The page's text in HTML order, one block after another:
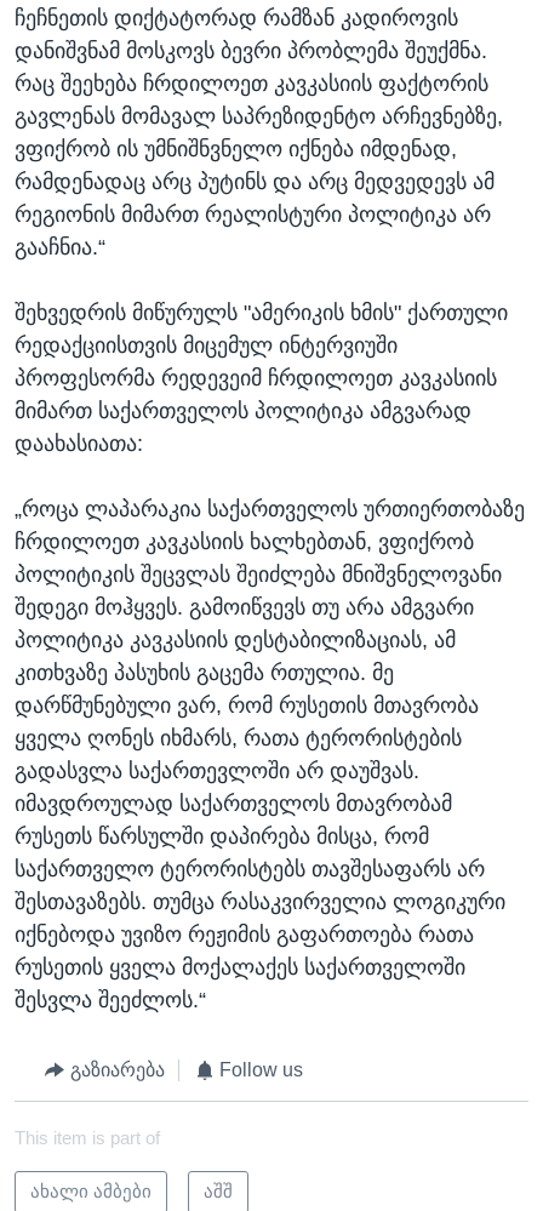
ჩეჩნეთის დიქტატორად რამზან კადიროვის
დანიშვნამ მოსკოვს ბევრი პრობლემა შეუქმნა.
რაც შეეხება ჩრდილოეთ კავკასიის ფაქტორის
გავლენას მომავალ საპრეზიდენტო არჩევნებზე,
ვფიქრობ ის უმნიშნვნელო იქნება იმდენად,
რამდენადაც არც პუტინს და არც მედვედევს ამ
რეგიონის მიმართ რეალისტური პოლიტიკა არ
გააჩნია.“
შეხვედრის მიწურულს "ამერიკის ხმის" ქართული
რედაქციისთვის მიცემულ ინტერვიუში
პროფესორმა რედევეიმ ჩრდილოეთ კავკასიის
მიმართ საქართველოს პოლიტიკა ამგვარად
დაახასიათა:
„როცა ლაპარაკია საქართველოს ურთიერთობაზე
ჩრდილოეთ კავკასიის ხალხებთან, ვფიქრობ
პოლიტიკის შეცვლას შეიძლება მნიშვნელოვანი
შედეგი მოჰყვეს. გამოიწვევს თუ არა ამგვარი
პოლიტიკა კავკასიის დესტაბილიზაციას, ამ
კითხვაზე პასუხის გაცემა რთულია. მე
დარწმუნებული ვარ, რომ რუსეთის მთავრობა
ყველა ღონეს იხმარს, რათა ტერორისტების
გადასვლა საქართევლოში არ დაუშვას.
იმავდროულად საქართველოს მთავრობამ
რუსეთს წარსულში დაპირება მისცა, რომ
საქართველო ტერორისტებს თავშესაფარს არ
შესთავაზებს. თუმცა რასაკვირველია ლოგიკური
იქნებოდა უვიზო რეჟიმის გაფართოება რათა
რუსეთის ყველა მოქალაქეს საქართველოში
შესვლა შეეძლოს.“
გაზიარება Follow us
This item is part of
ახალი ამბები აშშ